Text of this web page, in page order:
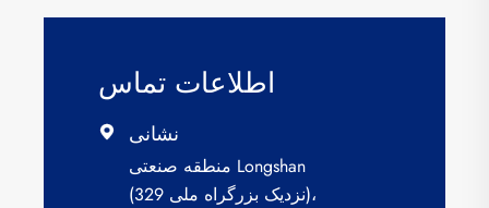
اطلاعات تماس
 نشانی
منطقه صنعتی Longshan
(نزدیک بزرگراه ملی 329)،